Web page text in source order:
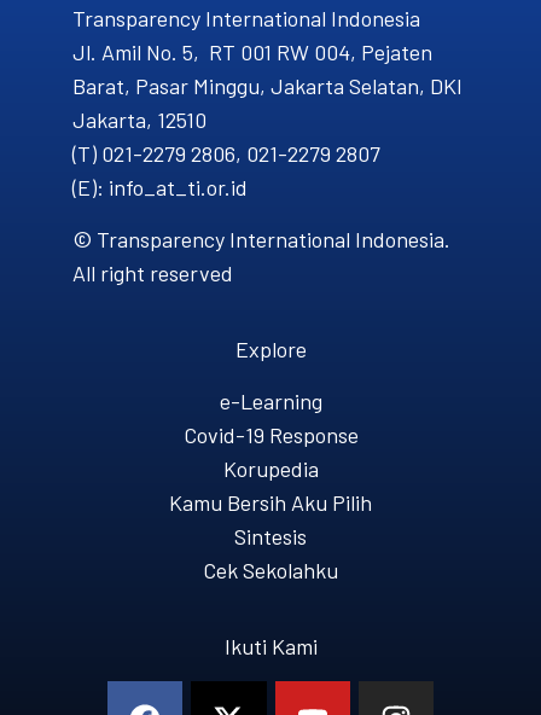
Transparency International Indonesia
Jl. Amil No. 5, RT 001 RW 004, Pejaten
Barat, Pasar Minggu, Jakarta Selatan, DKI
Jakarta, 12510
(T) 021-2279 2806, 021-2279 2807
(E): info_at_ti.or.id
© Transparency International Indonesia.
All right reserved
Explore
e-Learning
Covid-19 Response
Korupedia
Kamu Bersih Aku Pilih
Sintesis
Cek Sekolahku
Ikuti Kami